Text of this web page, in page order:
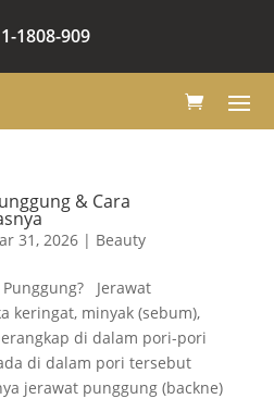
1808-909
& Cara
31, 2026| Beauty
Punggung? Jerawat
keringat, minyak (sebum),
di dalam pori-pori
di dalam pori tersebut
jerawat punggung (backne)